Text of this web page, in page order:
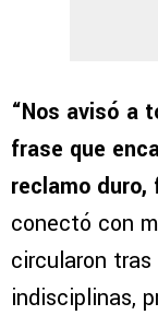
“Nos avisó a
frase que
reclamo
conectó con
circularon
indisciplinas,